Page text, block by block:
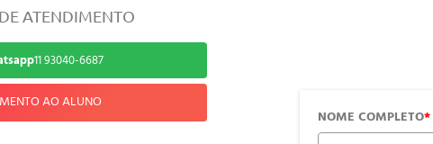
ATENDIMENTO
11 93040-6687
AO ALUNO
NOME COMPLETO*